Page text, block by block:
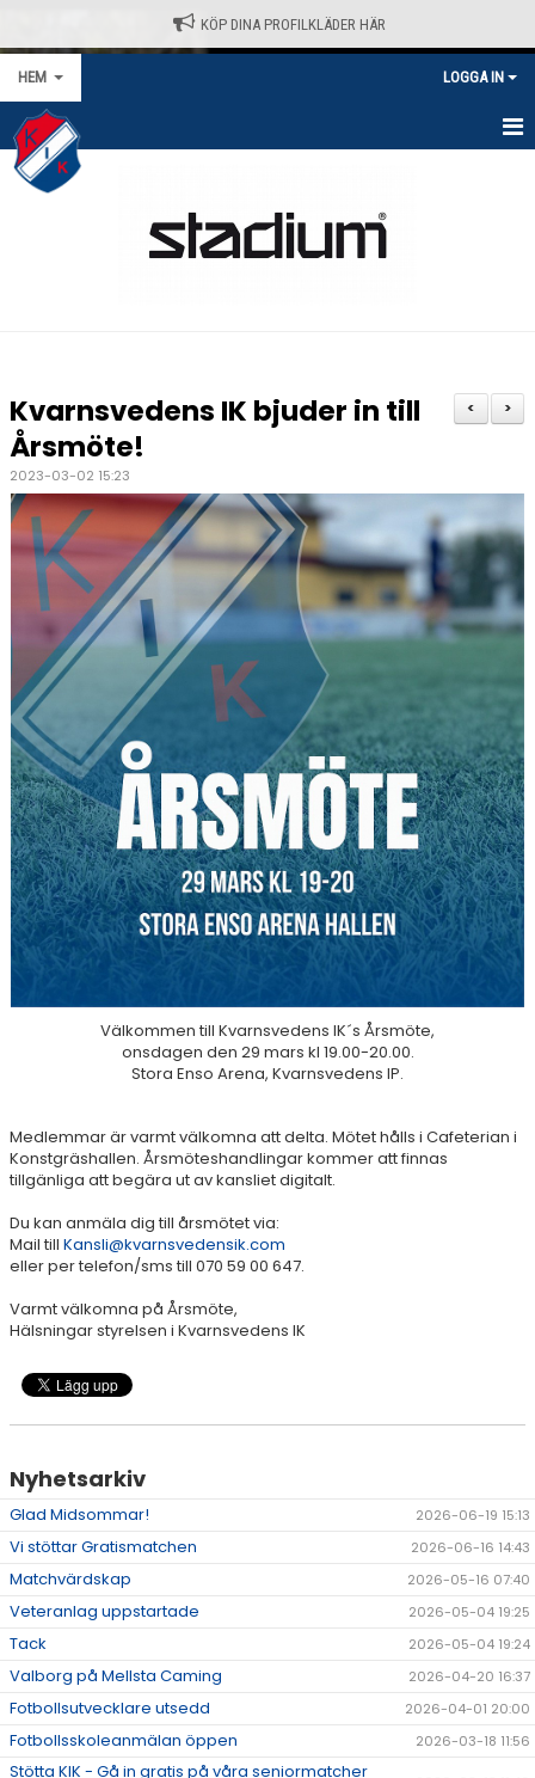
KÖP DINA PROFILKLÄDER HÄR
HEM LOGGA IN
HEM
KONTAKT
AVGIFTER
KLÄDPROFIL - STADIUM / SELECT
DOKUMENT
>
<
Kvarnsvedens IK bjuder in till
Årsmöte!
2023-03-02 15:23
Välkommen till Kvarnsvedens IK´s Årsmöte,
onsdagen den 29 mars kl 19.00-20.00.
Stora Enso Arena, Kvarnsvedens IP.
Medlemmar är varmt välkomna att delta. Mötet hålls i Cafeterian i
Konstgräshallen. Årsmöteshandlingar kommer att finnas
tillgänliga att begära ut av kansliet digitalt.
Du kan anmäla dig till årsmötet via:
Mail till Kansli@kvarnsvedensik.com
eller per telefon/sms till 070 59 00 647.
Varmt välkomna på Årsmöte,
Hälsningar styrelsen i Kvarnsvedens IK
Nyhetsarkiv
Glad Midsommar! 2026-06-19 15:13
Vi stöttar Gratismatchen 2026-06-16 14:43
Matchvärdskap 2026-05-16 07:40
Veteranlag uppstartade 2026-05-04 19:25
Tack 2026-05-04 19:24
Valborg på Mellsta Caming 2026-04-20 16:37
Fotbollsutvecklare utsedd 2026-04-01 20:00
Fotbollsskoleanmälan öppen 2026-03-18 11:56
Stötta KIK - Gå in gratis på våra seniormatcher